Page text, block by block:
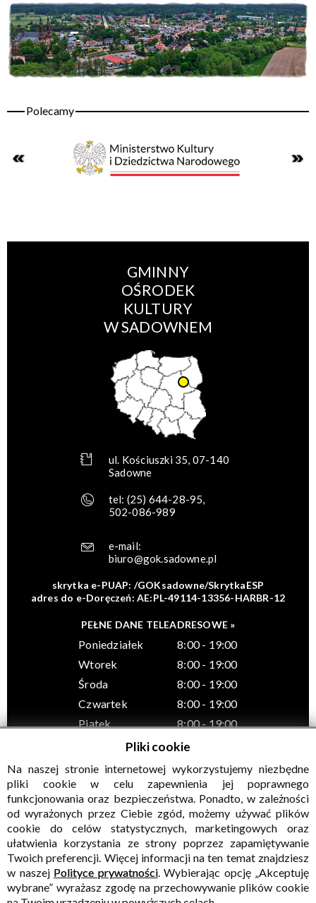
GMINNY
OŚRODEK
KULTURY
W SADOWNEM
ul. Kościuszki 35, 07-140
Sadowne
tel: (25) 644-28-95,
502-086-989
e-mail:
biuro@gok.sadowne.pl
skrytka e-PUAP: /GOKsadowne/SkrytkaESP
adres do e-Doręczeń: AE:PL-49114-13356-HARBR-12
PEŁNE DANE TELEADRESOWE »
Poniedziałek
8:00 - 19:00
Wtorek
8:00 - 19:00
Środa
8:00 - 19:00
Czwartek
8:00 - 19:00
Piątek
8:00 - 19:00
© Wszelkie prawa zastrzeżone, Gminny Ośrodek Kultury w
Sadownem
Pliki cookie
Na naszej stronie internetowej wykorzystujemy niezbędne
pliki cookie w celu zapewnienia jej poprawnego
funkcjonowania oraz bezpieczeństwa. Ponadto, w zależności
od wyrażonych przez Ciebie zgód, możemy używać plików
cookie do celów statystycznych, marketingowych oraz
ułatwienia korzystania ze strony poprzez zapamiętywanie
Twoich preferencji. Więcej informacji na ten temat znajdziesz
w naszej Polityce prywatności. Wybierając opcję „Akceptuję
wybrane” wyrażasz zgodę na przechowywanie plików cookie